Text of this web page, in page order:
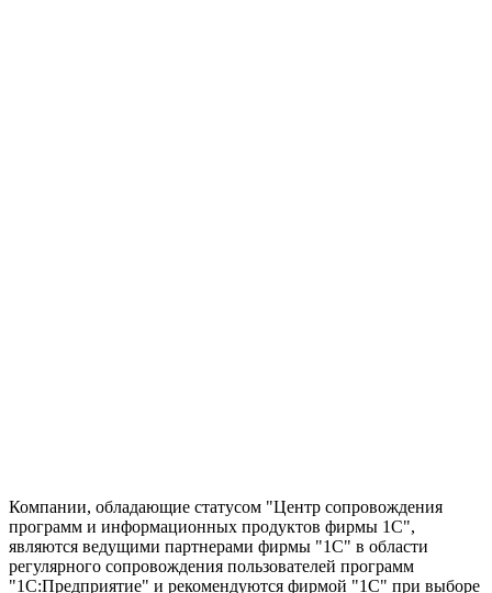
Компании, обладающие статусом "Центр сопровождения
программ и информационных продуктов фирмы 1С",
являются ведущими партнерами фирмы "1С" в области
регулярного сопровождения пользователей программ
"1С:Предприятие" и рекомендуются фирмой "1С" при выборе